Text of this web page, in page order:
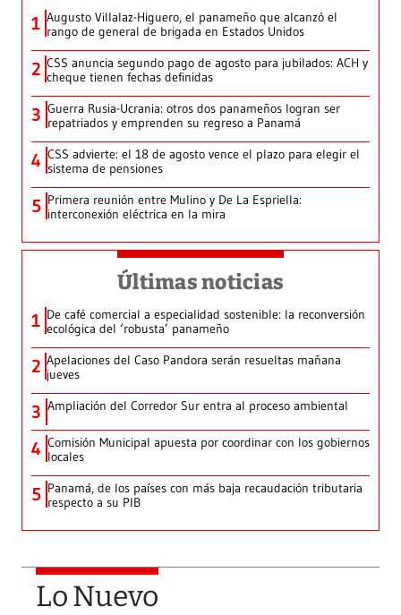
1 Augusto Villalaz-Higuero, el panameño que alcanzó el
rango de general de brigada en Estados Unidos
2 CSS anuncia segundo pago de agosto para jubilados: ACH y
cheque tienen fechas definidas
3 Guerra Rusia-Ucrania: otros dos panameños logran ser
repatriados y emprenden su regreso a Panamá
4 CSS advierte: el 18 de agosto vence el plazo para elegir el
sistema de pensiones
5 Primera reunión entre Mulino y De La Espriella:
interconexión eléctrica en la mira
Últimas noticias
1 De café comercial a especialidad sostenible: la reconversión
ecológica del ‘robusta’ panameño
2 Apelaciones del Caso Pandora serán resueltas mañana
jueves
3 Ampliación del Corredor Sur entra al proceso ambiental
4 Comisión Municipal apuesta por coordinar con los gobiernos
locales
5 Panamá, de los países con más baja recaudación tributaria
respecto a su PIB
Lo Nuevo